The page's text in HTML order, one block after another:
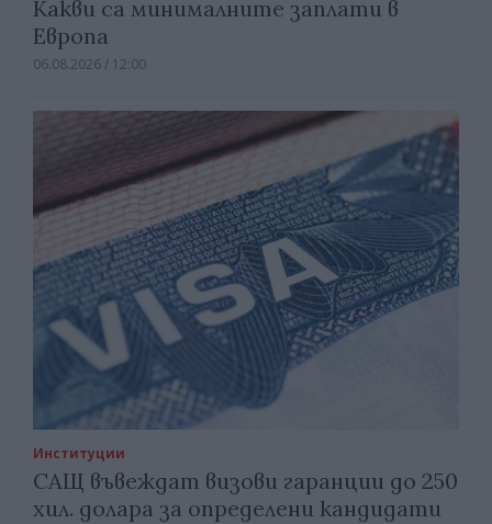
Какви са минималните заплати в
Европа
06.08.2026 / 12:00
Институции
САЩ въвеждат визови гаранции до 250
хил. долара за определени кандидати